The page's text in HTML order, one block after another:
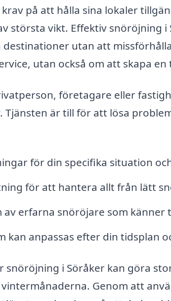
på att hålla sina lokaler
största vikt. Effektiv snöröjning
destinationer utan att
utan också om att skapa
företagare eller
Tjänsten är till för att lösa
för din specifika situation
för att hantera allt från lätt
erfarna snöröjare som känner
kan anpassas efter din tidsplan
i Söråker kan göra
Genom att